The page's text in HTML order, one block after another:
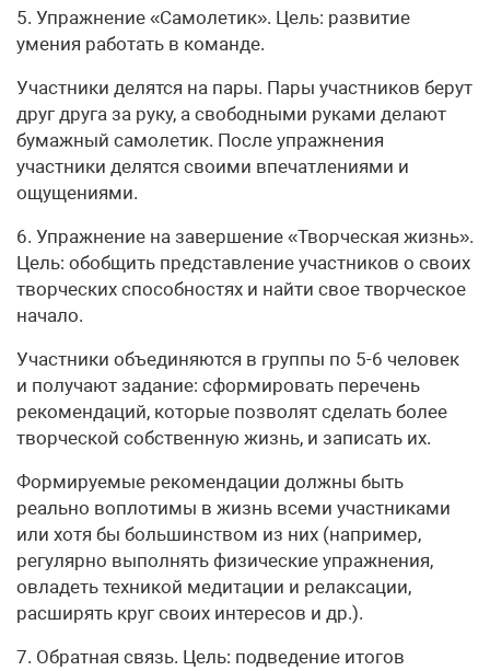
5. Упражнение «Самолетик». Цель: развитие
умения работать в команде.
Участники делятся на пары. Пары участников берут
друг друга за руку, а свободными руками делают
бумажный самолетик. После упражнения
участники делятся своими впечатлениями и
ощущениями.
6. Упражнение на завершение «Творческая жизнь».
Цель: обобщить представление участников о своих
творческих способностях и найти свое творческое
начало.
Участники объединяются в группы по 5-6 человек
и получают задание: сформировать перечень
рекомендаций, которые позволят сделать более
творческой собственную жизнь, и записать их.
Формируемые рекомендации должны быть
реально воплотимы в жизнь всеми участниками
или хотя бы большинством из них (например,
регулярно выполнять физические упражнения,
овладеть техникой медитации и релаксации,
расширять круг своих интересов и др.).
7. Обратная связь. Цель: подведение итогов